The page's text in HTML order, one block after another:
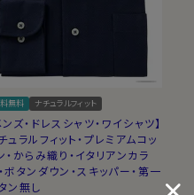
無料 ナチュラルフィット
ンズ・ドレスシャツ・ワイシャツ】
ュラルフィット・プレミアムコッ
・からみ織り・イタリアンカラ
ボタンダウン・スキッパー・第一
ン無し